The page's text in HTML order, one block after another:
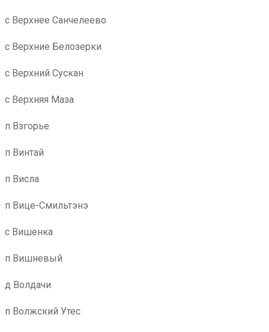
с Верхнее Санчелеево
с Верхние Белозерки
с Верхний Сускан
с Верхняя Маза
п Взгорье
п Винтай
п Висла
п Вице-Смильтэнэ
с Вишенка
п Вишневый
д Волдачи
п Волжский Утес